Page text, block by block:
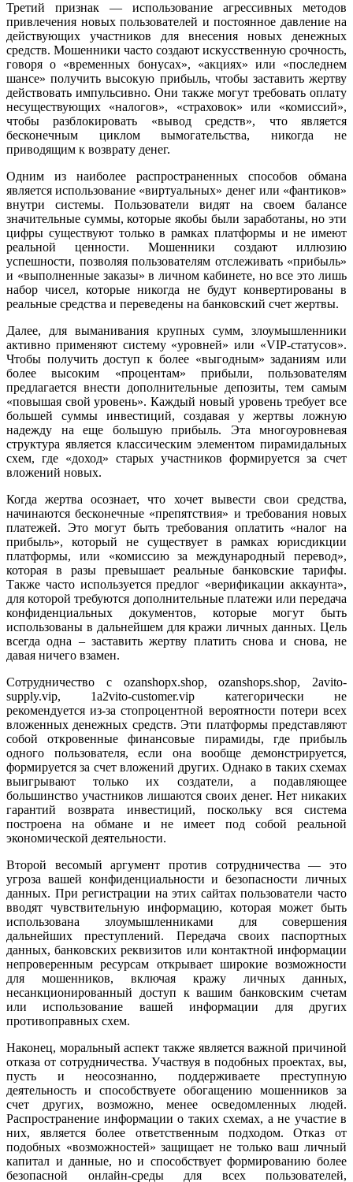
Третий признак — использование агрессивных методов
привлечения новых пользователей и постоянное давление на
действующих участников для внесения новых денежных
средств. Мошенники часто создают искусственную срочность,
говоря о «временных бонусах», «акциях» или «последнем
шансе» получить высокую прибыль, чтобы заставить жертву
действовать импульсивно. Они также могут требовать оплату
несуществующих «налогов», «страховок» или «комиссий»,
чтобы разблокировать «вывод средств», что является
бесконечным циклом вымогательства, никогда не
приводящим к возврату денег.
Одним из наиболее распространенных способов обмана
является использование «виртуальных» денег или «фантиков»
внутри системы. Пользователи видят на своем балансе
значительные суммы, которые якобы были заработаны, но эти
цифры существуют только в рамках платформы и не имеют
реальной ценности. Мошенники создают иллюзию
успешности, позволяя пользователям отслеживать «прибыль»
и «выполненные заказы» в личном кабинете, но все это лишь
набор чисел, которые никогда не будут конвертированы в
реальные средства и переведены на банковский счет жертвы.
Далее, для выманивания крупных сумм, злоумышленники
активно применяют систему «уровней» или «VIP-статусов».
Чтобы получить доступ к более «выгодным» заданиям или
более высоким «процентам» прибыли, пользователям
предлагается внести дополнительные депозиты, тем самым
«повышая свой уровень». Каждый новый уровень требует все
большей суммы инвестиций, создавая у жертвы ложную
надежду на еще большую прибыль. Эта многоуровневая
структура является классическим элементом пирамидальных
схем, где «доход» старых участников формируется за счет
вложений новых.
Когда жертва осознает, что хочет вывести свои средства,
начинаются бесконечные «препятствия» и требования новых
платежей. Это могут быть требования оплатить «налог на
прибыль», который не существует в рамках юрисдикции
платформы, или «комиссию за международный перевод»,
которая в разы превышает реальные банковские тарифы.
Также часто используется предлог «верификации аккаунта»,
для которой требуются дополнительные платежи или передача
конфиденциальных документов, которые могут быть
использованы в дальнейшем для кражи личных данных. Цель
всегда одна – заставить жертву платить снова и снова, не
давая ничего взамен.
Сотрудничество с ozanshopx.shop, ozanshops.shop, 2avito-
supply.vip, 1a2vito-customer.vip категорически не
рекомендуется из-за стопроцентной вероятности потери всех
вложенных денежных средств. Эти платформы представляют
собой откровенные финансовые пирамиды, где прибыль
одного пользователя, если она вообще демонстрируется,
формируется за счет вложений других. Однако в таких схемах
выигрывают только их создатели, а подавляющее
большинство участников лишаются своих денег. Нет никаких
гарантий возврата инвестиций, поскольку вся система
построена на обмане и не имеет под собой реальной
экономической деятельности.
Второй весомый аргумент против сотрудничества — это
угроза вашей конфиденциальности и безопасности личных
данных. При регистрации на этих сайтах пользователи часто
вводят чувствительную информацию, которая может быть
использована злоумышленниками для совершения
дальнейших преступлений. Передача своих паспортных
данных, банковских реквизитов или контактной информации
непроверенным ресурсам открывает широкие возможности
для мошенников, включая кражу личных данных,
несанкционированный доступ к вашим банковским счетам
или использование вашей информации для других
противоправных схем.
Наконец, моральный аспект также является важной причиной
отказа от сотрудничества. Участвуя в подобных проектах, вы,
пусть и неосознанно, поддерживаете преступную
деятельность и способствуете обогащению мошенников за
счет других, возможно, менее осведомленных людей.
Распространение информации о таких схемах, а не участие в
них, является более ответственным подходом. Отказ от
подобных «возможностей» защищает не только ваш личный
капитал и данные, но и способствует формированию более
безопасной онлайн-среды для всех пользователей,